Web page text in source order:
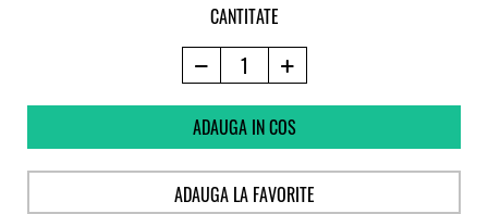
CANTITATE
ADAUGA IN COS
ADAUGA LA FAVORITE